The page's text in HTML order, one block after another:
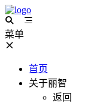
菜单
首页
关于丽智
返回